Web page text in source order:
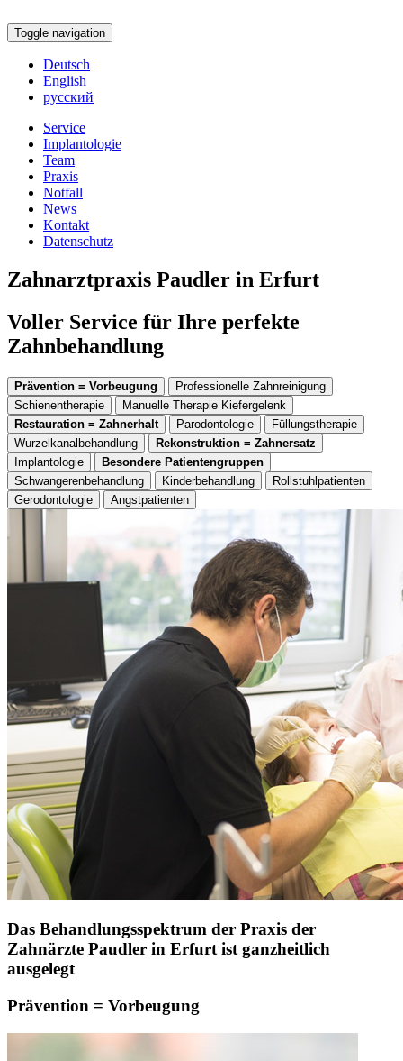
Toggle navigation
Deutsch
English
русский
Service
Implantologie
Team
Praxis
Notfall
News
Kontakt
Datenschutz
Zahnarztpraxis Paudler in Erfurt
Voller Service für Ihre perfekte
Zahnbehandlung
Prävention = Vorbeugung
Professionelle Zahnreinigung
Schienentherapie
Manuelle Therapie Kiefergelenk
Restauration = Zahnerhalt
Parodontologie
Füllungstherapie
Wurzelkanalbehandlung
Rekonstruktion = Zahnersatz
Implantologie
Besondere Patientengruppen
Schwangerenbehandlung
Kinderbehandlung
Rollstuhlpatienten
Gerodontologie
Angstpatienten
Das Behandlungsspektrum der Praxis der
Zahnärzte Paudler in Erfurt ist ganzheitlich
ausgelegt
Prävention = Vorbeugung